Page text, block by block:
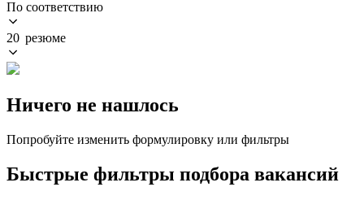
По соответствию
20 резюме
Ничего не нашлось
Попробуйте изменить формулировку или фильтры
Быстрые фильтры подбора вакансий